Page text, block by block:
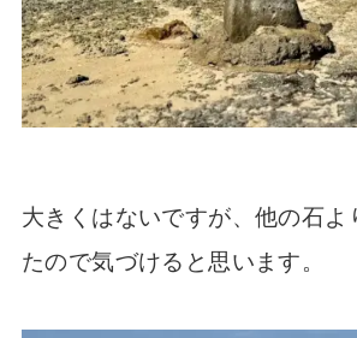
大きくはないですが、他の石よ
たので気づけると思います。